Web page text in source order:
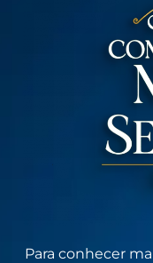
Para conhecer